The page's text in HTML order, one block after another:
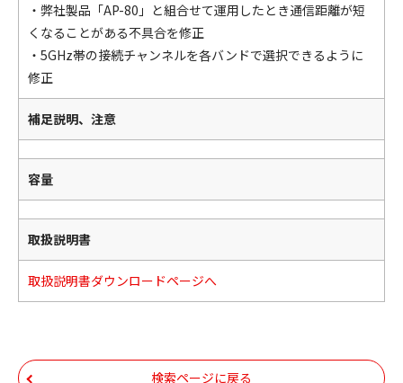
・弊社製品「AP-80」と組合せて運用したとき通信距離が短
くなることがある不具合を修正
・5GHz帯の接続チャンネルを各バンドで選択できるように
修正
補足説明、注意
容量
取扱説明書
取扱説明書ダウンロードページへ
検索ページに戻る